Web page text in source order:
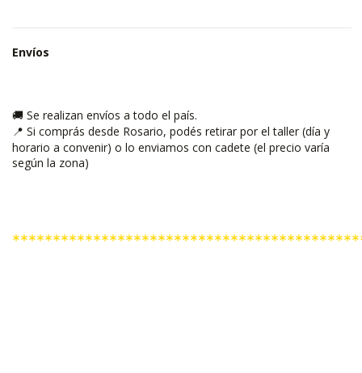
Envíos
🚚 Se realizan envíos a todo el país.
📍 Si comprás desde Rosario, podés retirar por el taller (día y
horario a convenir) o lo enviamos con cadete (el precio varía
según la zona)